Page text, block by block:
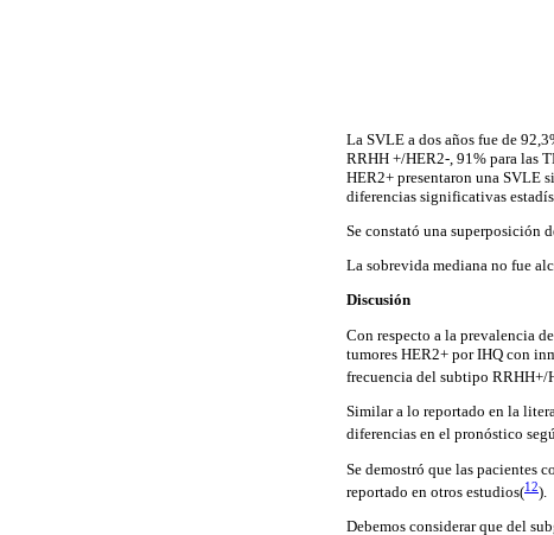
La SVLE a dos años fue de
RRHH +/HER2-, 91% para las
HER2+ presentaron una SVLE
diferencias significativas
Se constató una superposición
La sobrevida mediana no fue
Discusión
Con respecto a la prevalencia
tumores HER2+ por IHQ con
frecuencia del subtipo RRHH+/
Similar a lo reportado en la
diferencias en el pronóstico
Se demostró que las pacientes
reportado en otros estudios(12).
Debemos considerar que del